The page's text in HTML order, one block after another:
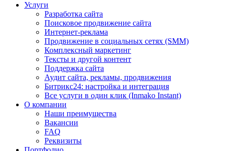
Услуги
Разработка сайта
Поисковое продвижение сайта
Интернет-реклама
Продвижение в социальных сетях (SMM)
Комплексный маркетинг
Тексты и другой контент
Поддержка сайта
Аудит сайта, рекламы, продвижения
Битрикс24: настройка и интеграция
Все услуги в один клик (Inmako Instant)
О компании
Наши преимущества
Вакансии
FAQ
Реквизиты